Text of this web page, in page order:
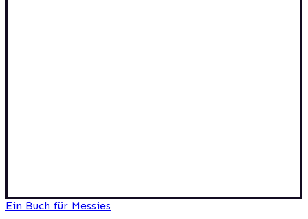
Beitragsnavigation
Ein Buch für Messies